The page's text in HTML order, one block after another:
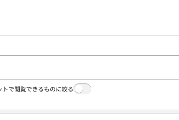
トで閲覧できるものに絞る